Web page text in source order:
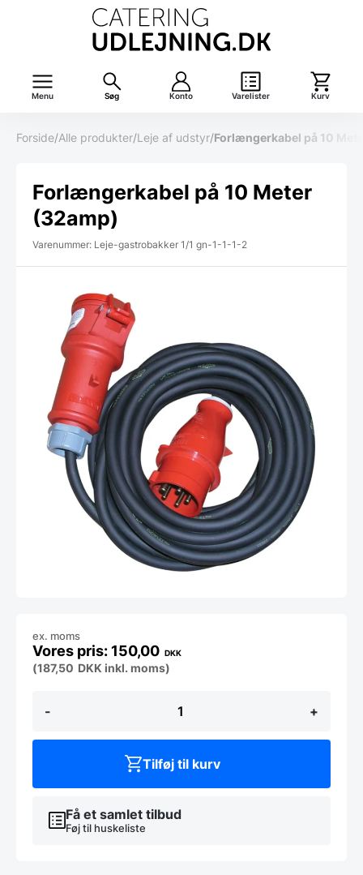
Menu Søg Konto Varelister Kurv
Forside/Alle produkter/Leje af udstyr/Forlængerkabel på 10
Forlængerkabel på 10 Meter
(32amp)
Varenummer: Leje-gastrobakker 1/1 gn-1-1-1-2
-
på
Meter
+
150,00 DKK
ex. moms
(187,50 DKK inkl. moms)
Få et samlet tilbud
Føj til huskeliste
Tilføj til kurv